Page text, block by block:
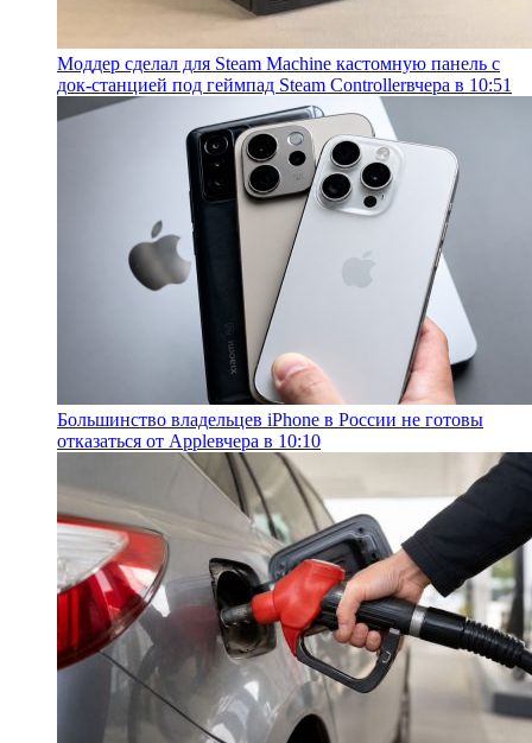
Моддер сделал для Steam Machine кастомную панель с
док-станцией под геймпад Steam Controllerвчера в 10:51
Большинство владельцев iPhone в России не готовы
отказаться от Appleвчера в 10:10